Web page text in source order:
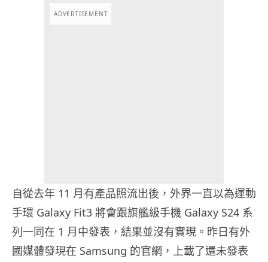
ADVERTISEMENT
自從去年 11 月有產品照流出後，外界一直以為運動
手環 Galaxy Fit3 將會跟旗艦級手機 Galaxy S24 系
列一同在 1 月中發表，結果並沒有實現。昨日有外
國媒體發現在 Samsung 的官網，上載了還未發表